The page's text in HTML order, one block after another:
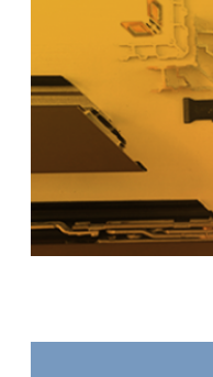
88平开窗
88平开窗是门窗技术新时代
大的阳光进入并获得更多的
可靠的功能。保养方便，牢固
宝贝